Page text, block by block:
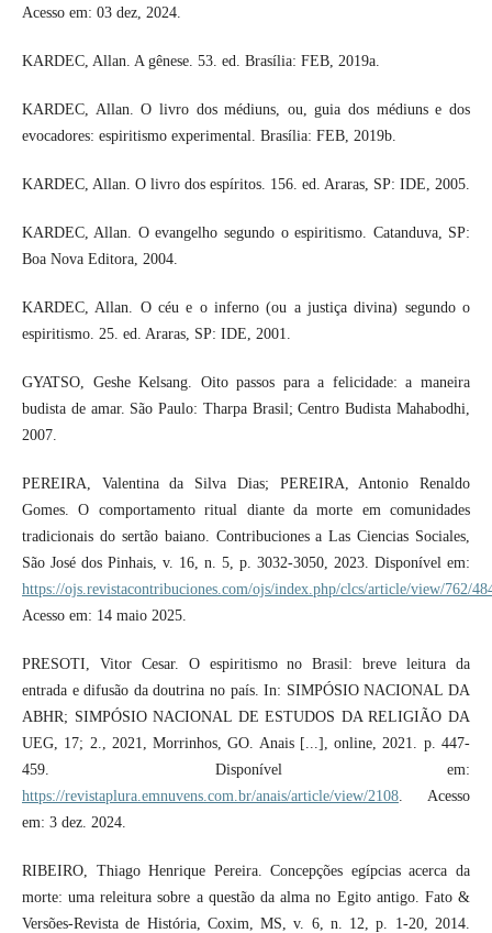
Acesso em: 03 dez, 2024.
KARDEC, Allan. A gênese. 53. ed. Brasília: FEB, 2019a.
KARDEC, Allan. O livro dos médiuns, ou, guia dos médiuns e dos
evocadores: espiritismo experimental. Brasília: FEB, 2019b.
KARDEC, Allan. O livro dos espíritos. 156. ed. Araras, SP: IDE, 2005.
KARDEC, Allan. O evangelho segundo o espiritismo. Catanduva, SP:
Boa Nova Editora, 2004.
KARDEC, Allan. O céu e o inferno (ou a justiça divina) segundo o
espiritismo. 25. ed. Araras, SP: IDE, 2001.
GYATSO, Geshe Kelsang. Oito passos para a felicidade: a maneira
budista de amar. São Paulo: Tharpa Brasil; Centro Budista Mahabodhi,
2007.
PEREIRA, Valentina da Silva Dias; PEREIRA, Antonio Renaldo
Gomes. O comportamento ritual diante da morte em comunidades
tradicionais do sertão baiano. Contribuciones a Las Ciencias Sociales,
São José dos Pinhais, v. 16, n. 5, p. 3032-3050, 2023. Disponível em:
https://ojs.revistacontribuciones.com/ojs/index.php/clcs/article/view/762/
Acesso em: 14 maio 2025.
PRESOTI, Vitor Cesar. O espiritismo no Brasil: breve leitura da
entrada e difusão da doutrina no país. In: SIMPÓSIO NACIONAL DA
ABHR; SIMPÓSIO NACIONAL DE ESTUDOS DA RELIGIÃO DA
UEG, 17; 2., 2021, Morrinhos, GO. Anais [...], online, 2021. p. 447-
459. Disponível em:
https://revistaplura.emnuvens.com.br/anais/article/view/2108. Acesso
em: 3 dez. 2024.
RIBEIRO, Thiago Henrique Pereira. Concepções egípcias acerca da
morte: uma releitura sobre a questão da alma no Egito antigo. Fato &
Versões-Revista de História, Coxim, MS, v. 6, n. 12, p. 1-20, 2014.